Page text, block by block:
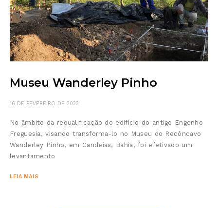
Museu Wanderley Pinho
16 DE FEVEREIRO DE 2022
No âmbito da requalificação do edifício do antigo Engenho
Freguesia, visando transforma-lo no Museu do Recôncavo
Wanderley Pinho, em Candeias, Bahia, foi efetivado um
levantamento
LEIA MAIS